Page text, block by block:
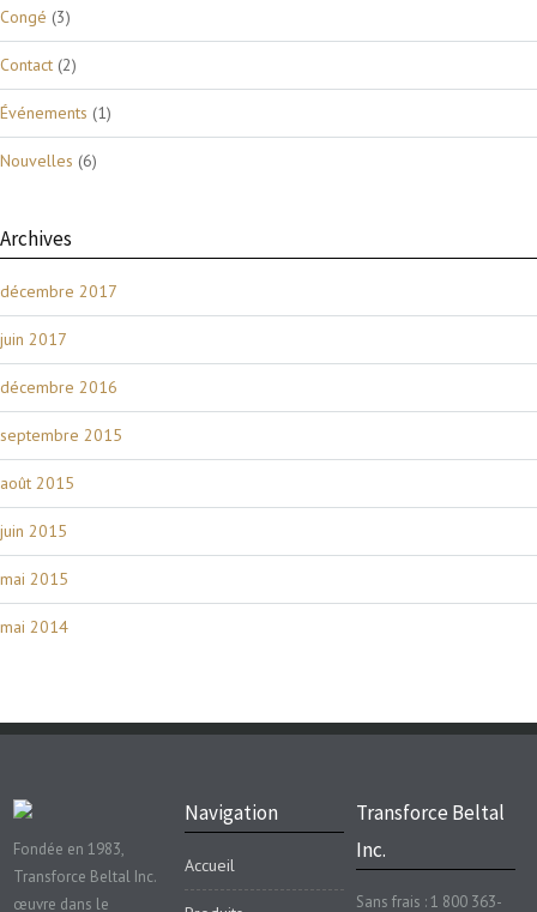
Congé (3)
Contact (2)
Événements (1)
Nouvelles (6)
Archives
décembre 2017
juin 2017
décembre 2016
septembre 2015
août 2015
juin 2015
mai 2015
mai 2014
Fondée en 1983,
Transforce Beltal Inc.
œuvre dans le
Navigation
Accueil
Transforce Beltal
Inc.
Sans frais : 1 800 363-